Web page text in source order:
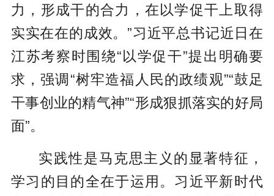
力，形成干的合力，在以学促干上取得
实实在在的成效。”习近平总书记近日在
江苏考察时围绕“以学促干”提出明确要
求，强调“树牢造福人民的政绩观”“鼓足
干事创业的精气神”“形成狠抓落实的好局
面”。
实践性是马克思主义的显著特征，
学习的目的全在于运用。习近平新时代